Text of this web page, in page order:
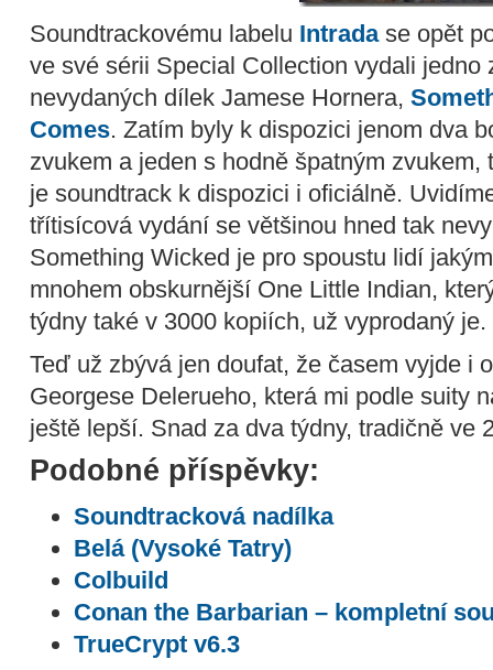
Soundtrackovému labelu Intradase opět
ve své sérii Special Collection vydali jedno
nevydaných dílek Jamese Hornera,
Comes. Zatím byly k dispozici jenom dva
zvukem a jeden s hodně špatným
je soundtrack k dispozici i oficiálně.
třítisícová vydání se většinou hned tak
Something Wicked je pro spoustu lidí
mnohem obskurnější One Little Indian,
týdny také v 3000 kopiích, už vyprodaný je.
Teď už zbývá jen doufat, že časem vyjde i
Georgese Delerueho, která mi podle suity
ještě lepší. Snad za dva týdny, tradičně ve
Podobné příspěvky:
Soundtracková nadílka
Belá (Vysoké Tatry)
Colbuild
Conan the Barbarian – kompletní
TrueCrypt v6.3